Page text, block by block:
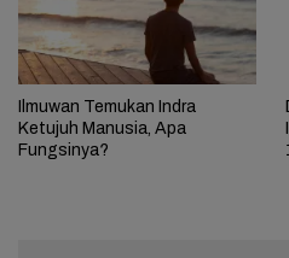
Ilmuwan Temukan Indra
Ketujuh Manusia, Apa
Fungsinya?